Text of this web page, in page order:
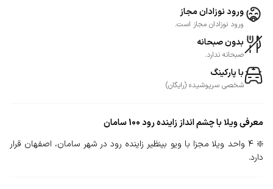
ورود نوزادان مجاز
ورود نوزادان مجاز است.
بدون صبحانه
صبحانه ندارد.
با پارکینگ
شخصی سرپوشیده (رایگان)
معرفیویلا با چشم انداز زاینده رود 100 سامان
❇️ ۴ واحد ویلا مجزا با ویو بینظیر زاینده رود در شهر سامان، اصفهان قرار
دارد.